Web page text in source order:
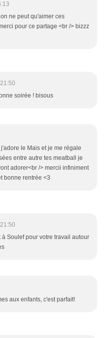
ne peut qu'aimer ces
pour ce partage <br /> bizzz
soirée ! bisous
le Mais et je me régale
entre autre tes meatball je
adorer<br /> mercii infiniment
bonne rentrée <3
à Soulef pour votre travail autour
aux enfants, c'est parfait!